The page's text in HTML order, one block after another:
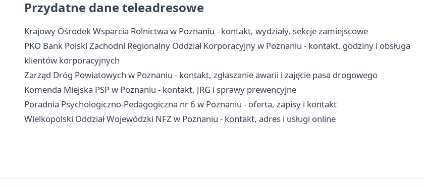
Przydatne dane teleadresowe
Krajowy Ośrodek Wsparcia Rolnictwa w Poznaniu - kontakt, wydziały, sekcje zamiejscowe
PKO Bank Polski Zachodni Regionalny Oddział Korporacyjny w Poznaniu - kontakt, godziny i obsługa
klientów korporacyjnych
Zarząd Dróg Powiatowych w Poznaniu - kontakt, zgłaszanie awarii i zajęcie pasa drogowego
Komenda Miejska PSP w Poznaniu - kontakt, JRG i sprawy prewencyjne
Poradnia Psychologiczno-Pedagogiczna nr 6 w Poznaniu - oferta, zapisy i kontakt
Wielkopolski Oddział Wojewódzki NFZ w Poznaniu - kontakt, adres i usługi online